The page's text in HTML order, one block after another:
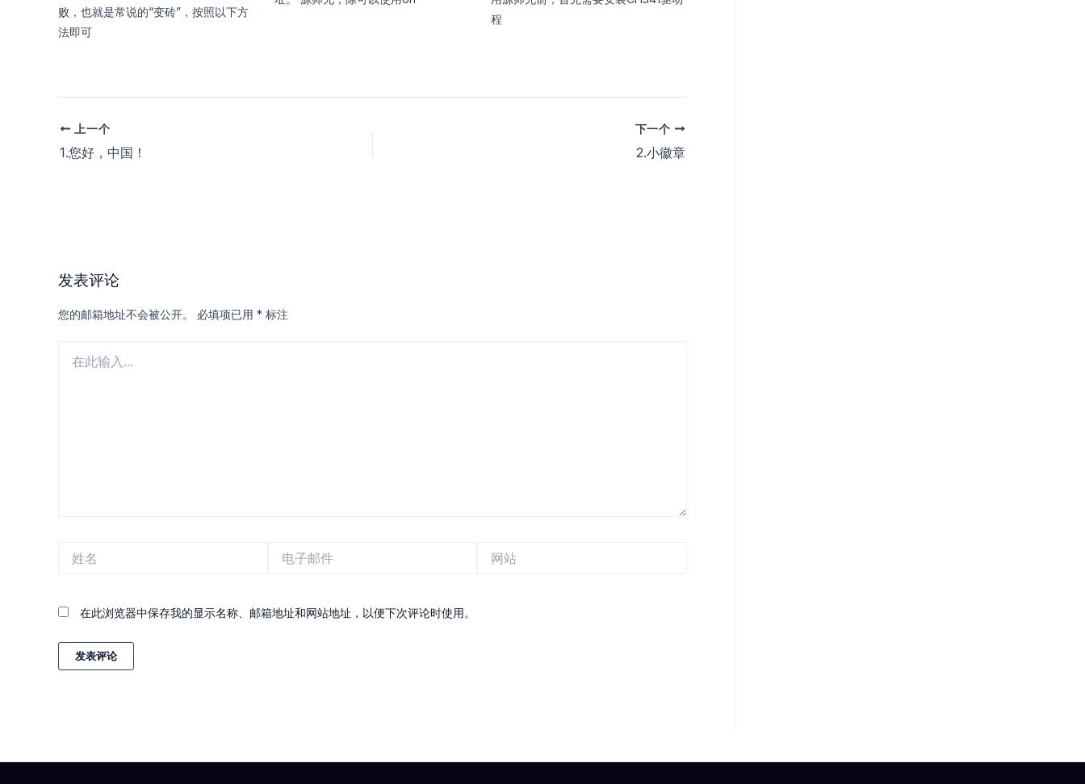
败，也就是常说的“变砖”，按照以下方
法即可
程
文
章
上一个
1.您好，中国！
下一个
2.小徽章
发表评论
您的邮箱地址不会被公开。 必填项已用 * 标注
在此浏览器中保存我的显示名称、邮箱地址和网站地址，以便下次评论时使用。